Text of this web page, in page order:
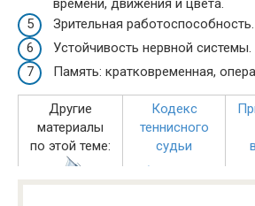
времени, движения и цвета.
Зрительная работоспособность.
Устойчивость нервной системы.
Память: кратковременная,
Другие
материалы
по этой теме:
Кодекс
теннисного
судьи
Обязанности
судей